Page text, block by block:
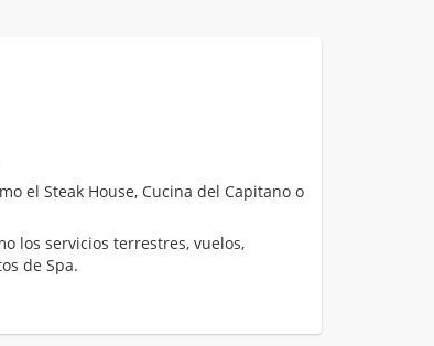
el Steak House, Cucina del Capitano o
los servicios terrestres, vuelos,
de Spa.